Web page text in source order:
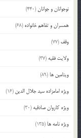
نوجوانان و جوانان(440)
همسران و تفاهم خانواده (68)
وقف (77)
ولایت فقیه (37)
ویتامین ها (89)
ویژه امامزاده سید جلال الدین (16)
ویژه کاروان صادقیه (30)
ویژه نامه ها (135)